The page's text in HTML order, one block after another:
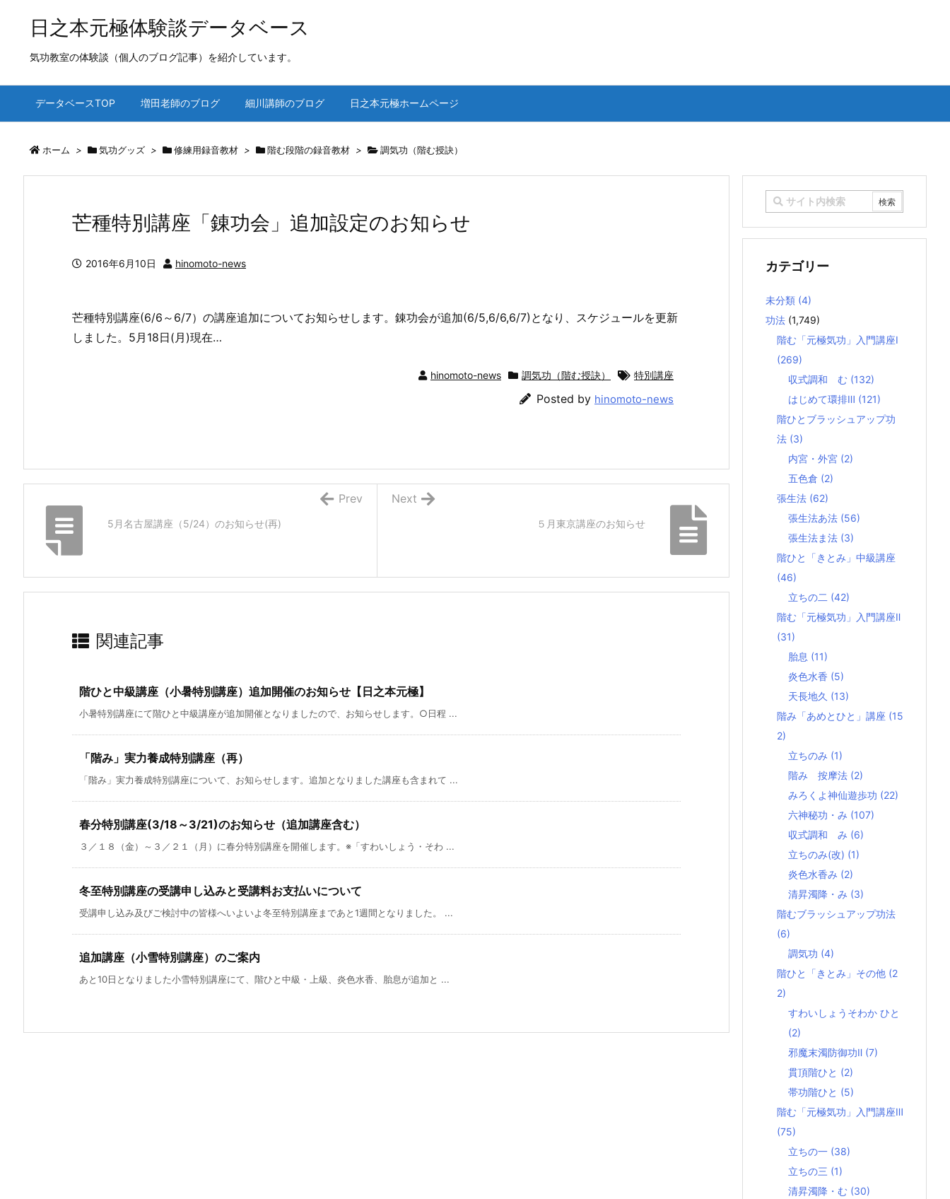
日之本元極体験談データベース
気功教室の体験談（個人のブログ記事）を紹介しています。
データベースTOP 増田老師のブログ 細川講師のブログ 日之本元極ホームページ
ホーム > 気功グッズ > 修練用録音教材 > 階む段階の録音教材 > 調気功（階む授訣）
芒種特別講座「錬功会」追加設定のお知らせ
2016年6月10日 hinomoto-news
芒種特別講座(6/6～6/7）の講座追加についてお知らせします。錬功会が追加(6/5,6/6,6/7)となり、スケジュールを更新
しました。5月18日(月)現在…
hinomoto-news 調気功（階む授訣） 特別講座
Posted by hinomoto-news
５月東京講座のお知らせ
Next
5月名古屋講座（5/24）のお知らせ(再)
Prev
関連記事
階ひと中級講座（小暑特別講座）追加開催のお知らせ【日之本元極】
小暑特別講座にて階ひと中級講座が追加開催となりましたので、お知らせします。○日程 ...
「階み」実力養成特別講座（再）
「階み」実力養成特別講座について、お知らせします。追加となりました講座も含まれて ...
春分特別講座(3/18～3/21)のお知らせ（追加講座含む）
３／１８（金）～３／２１（月）に春分特別講座を開催します。※「すわいしょう・そわ ...
冬至特別講座の受講申し込みと受講料お支払いについて
受講申し込み及びご検討中の皆様へいよいよ冬至特別講座まであと1週間となりました。 ...
追加講座（小雪特別講座）のご案内
あと10日となりました小雪特別講座にて、階ひと中級・上級、炎色水香、胎息が追加と ...
カテゴリー
未分類 (4)
功法 (1,749)
階む「元極気功」入門講座Ⅰ
(269)
収式調和 む (132)
はじめて環排Ⅲ (121)
階ひとブラッシュアップ功
法 (3)
内宮・外宮 (2)
五色倉 (2)
張生法 (62)
張生法あ法 (56)
張生法ま法 (3)
階ひと「きとみ」中級講座
(46)
立ちの二 (42)
階む「元極気功」入門講座Ⅱ
(31)
胎息 (11)
炎色水香 (5)
天長地久 (13)
階み「あめとひと」講座 (15
2)
立ちのみ (1)
階み 按摩法 (2)
みろくよ神仙遊歩功 (22)
六神秘功・み (107)
収式調和 み (6)
立ちのみ(改) (1)
炎色水香み (2)
清昇濁降・み (3)
階むブラッシュアップ功法
(6)
調気功 (4)
階ひと「きとみ」その他 (2
2)
すわいしょうそわか ひと
(2)
邪魔末濁防御功Ⅱ (7)
貫頂階ひと (2)
帯功階ひと (5)
階む「元極気功」入門講座Ⅲ
(75)
立ちの一 (38)
立ちの三 (1)
清昇濁降・む (30)